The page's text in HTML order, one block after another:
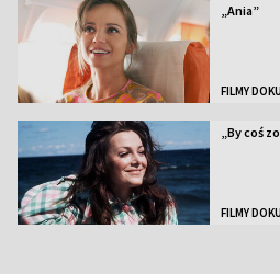
„Ania”
FILMY
„By coś
FILMY